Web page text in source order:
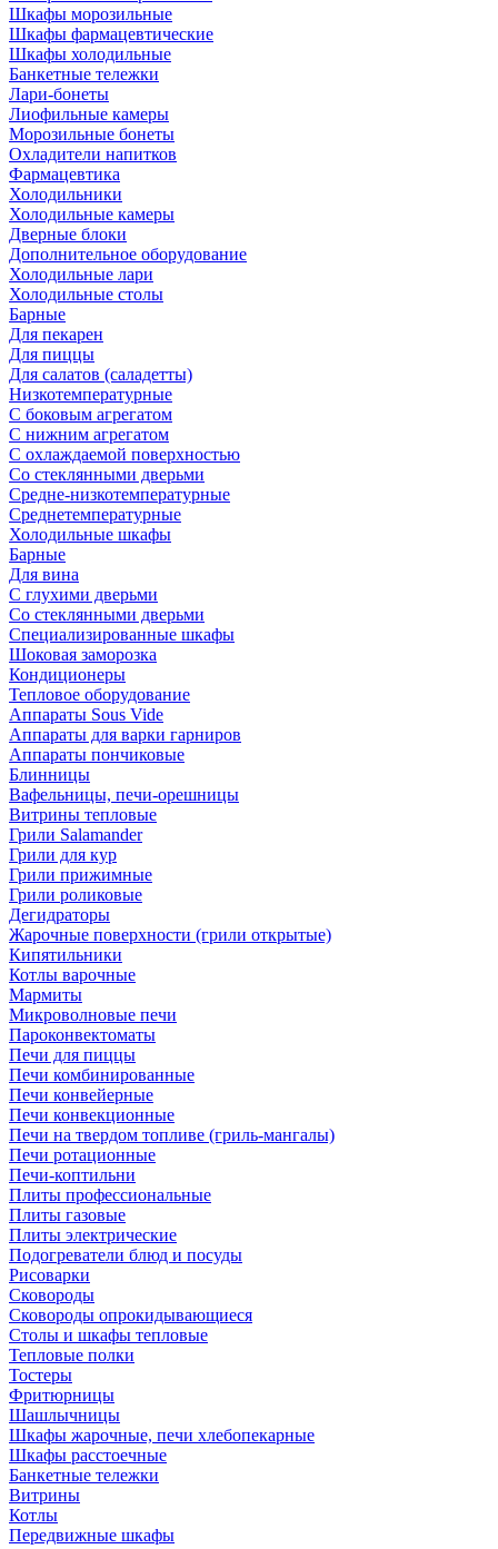
Шкафы морозильные
Шкафы фармацевтические
Шкафы холодильные
Банкетные тележки
Лари-бонеты
Лиофильные камеры
Морозильные бонеты
Охладители напитков
Фармацевтика
Холодильники
Холодильные камеры
Дверные блоки
Дополнительное оборудование
Холодильные лари
Холодильные столы
Барные
Для пекарен
Для пиццы
Для салатов (саладетты)
Низкотемпературные
С боковым агрегатом
С нижним агрегатом
С охлаждаемой поверхностью
Со стеклянными дверьми
Средне-низкотемпературные
Среднетемпературные
Холодильные шкафы
Барные
Для вина
С глухими дверьми
Со стеклянными дверьми
Специализированные шкафы
Шоковая заморозка
Кондиционеры
Тепловое оборудование
Аппараты Sous Vide
Аппараты для варки гарниров
Аппараты пончиковые
Блинницы
Вафельницы, печи-орешницы
Витрины тепловые
Грили Salamander
Грили для кур
Грили прижимные
Грили роликовые
Дегидраторы
Жарочные поверхности (грили открытые)
Кипятильники
Котлы варочные
Мармиты
Микроволновые печи
Пароконвектоматы
Печи для пиццы
Печи комбинированные
Печи конвейерные
Печи конвекционные
Печи на твердом топливе (гриль-мангалы)
Печи ротационные
Печи-коптильни
Плиты профессиональные
Плиты газовые
Плиты электрические
Подогреватели блюд и посуды
Рисоварки
Сковороды
Сковороды опрокидывающиеся
Столы и шкафы тепловые
Тепловые полки
Тостеры
Фритюрницы
Шашлычницы
Шкафы жарочные, печи хлебопекарные
Шкафы расстоечные
Банкетные тележки
Витрины
Котлы
Передвижные шкафы